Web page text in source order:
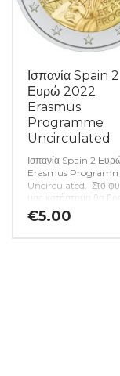
Ισπανία Spain 2
Ευρώ 2022
Erasmus
Programme
Uncirculated
Ισπανία Spain 2
Erasmus
Uncirculated. Στο
μας κατάστημα θα
μεγάλη ποικιλία
και ξένων νομισμάτων
€5.00